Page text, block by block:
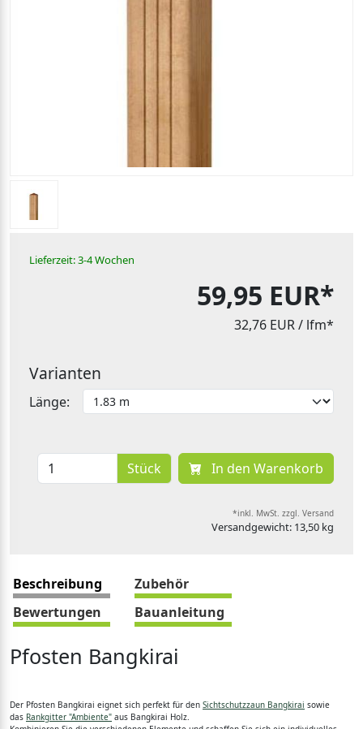
Lieferzeit: 3-4 Wochen
59,95 EUR*
32,76 EUR/ lfm*
Varianten
Länge:
Stück In den Warenkorb
*inkl. MwSt. zzgl. Versand
Versandgewicht: 13,50 kg
Beschreibung
Zubehör
Bewertungen
Bauanleitung
Pfosten Bangkirai
Der Pfosten Bangkirai eignet sich perfekt für den Sichtschutzzaun Bangkirai sowie
das Rankgitter "Ambiente" aus Bangkirai Holz.